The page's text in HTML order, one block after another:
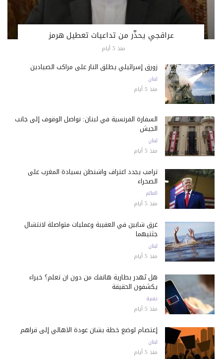
عراقجي يحذّر من تداعيات تعطيل هرمز
منذ 5 أيام
زورق إسرائيلي يطلق النار على مراكب الصيادين
لبنان
منذ 5 أيام
السفارة الفرنسية في لبنان: نواصل الوقوف إلى جانب
الجيش
لبنان
منذ 5 أيام
ترامب يجدد اعتراف واشنطن بسيادة المغرب على
الصحراء
العالم
منذ 5 أيام
غرق شابين في العقيبة وعمليات متواصلة لانتشال
جثتيهما
لبنان
منذ 5 أيام
هل تُهدر بطارية هاتفك من دون أن تعلم؟ خبراء
يكشفون الحقيقة
تقنية
منذ 5 أيام
إعتصام لوضع خطة بشأن عودة الأهالي إلى قراهم
لبنان
منذ 5 أيام